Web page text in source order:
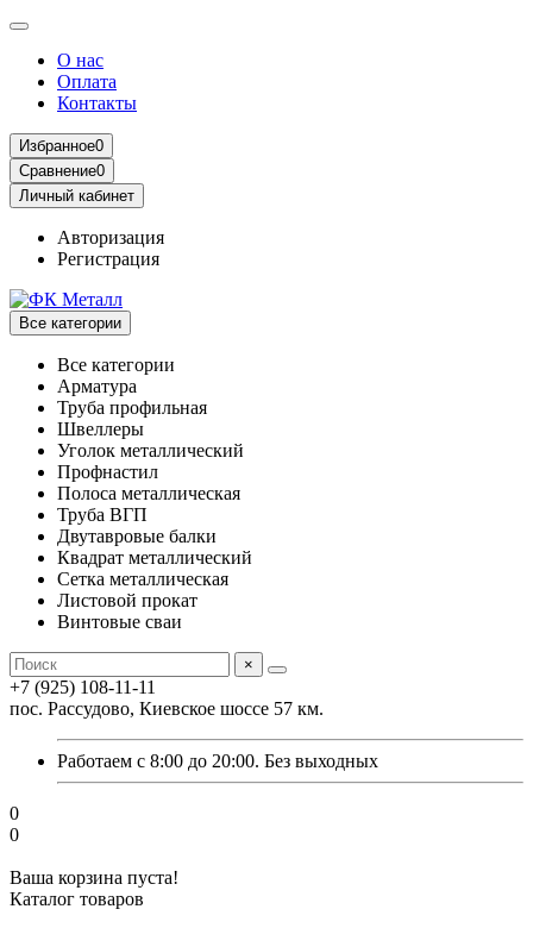
О нас
Оплата
Контакты
Избранное0
Сравнение0
Личный кабинет
Авторизация
Регистрация
Все категории
Все категории
Арматура
Труба профильная
Швеллеры
Уголок металлический
Профнастил
Полоса металлическая
Труба ВГП
Двутавровые балки
Квадрат металлический
Сетка металлическая
Листовой прокат
Винтовые сваи
×
+7 (925) 108-11-11
пос. Рассудово, Киевское шоссе 57 км.
Работаем с 8:00 до 20:00. Без выходных
0
0
Ваша корзина пуста!
Каталог товаров